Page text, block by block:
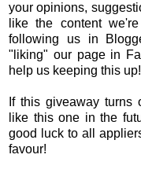
your opinions,
like the content
following us in
"liking" our page in
help us keeping this up!
If this giveaway turns
like this one in the
good luck to all
favour!